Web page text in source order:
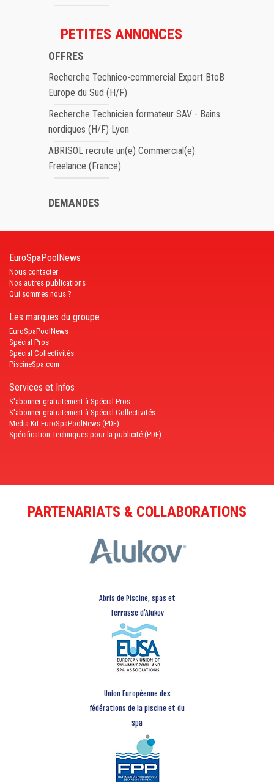
PETITES ANNONCES
OFFRES
Recherche Technico-commercial Export BtoB
Europe du Sud (H/F)
Recherche Technicien formateur SAV - Bains
nordiques (H/F) Lyon
ABRISOL recrute un(e) Commercial(e)
Freelance (France)
DEMANDES
EuroSpaPoolNews
Nous contacter
Nos autres publications
Qui sommes nous ?
Les marques du groupe
EuroSpaPoolNews
Spécial Pros
Spécial Collectivités
PiscineSpa.com
Services et Infos
S'abonner gratuitement à Spécial Pros
S'abonner gratuitement à Spécial Collectivités
Media Kit EuroSpaPoolNews (PDF)
Spécification Techniques pour la publicité (PDF)
PARTENARIATS & COLLABORATIONS
Abris de Piscine, spas et
Terrasse d’Alukov
Union Européenne des
fédérations de la piscine et du
spa